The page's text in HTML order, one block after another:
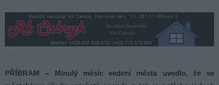
PŘÍBRAM – Minulý měsíc vedení města uvedlo, že se